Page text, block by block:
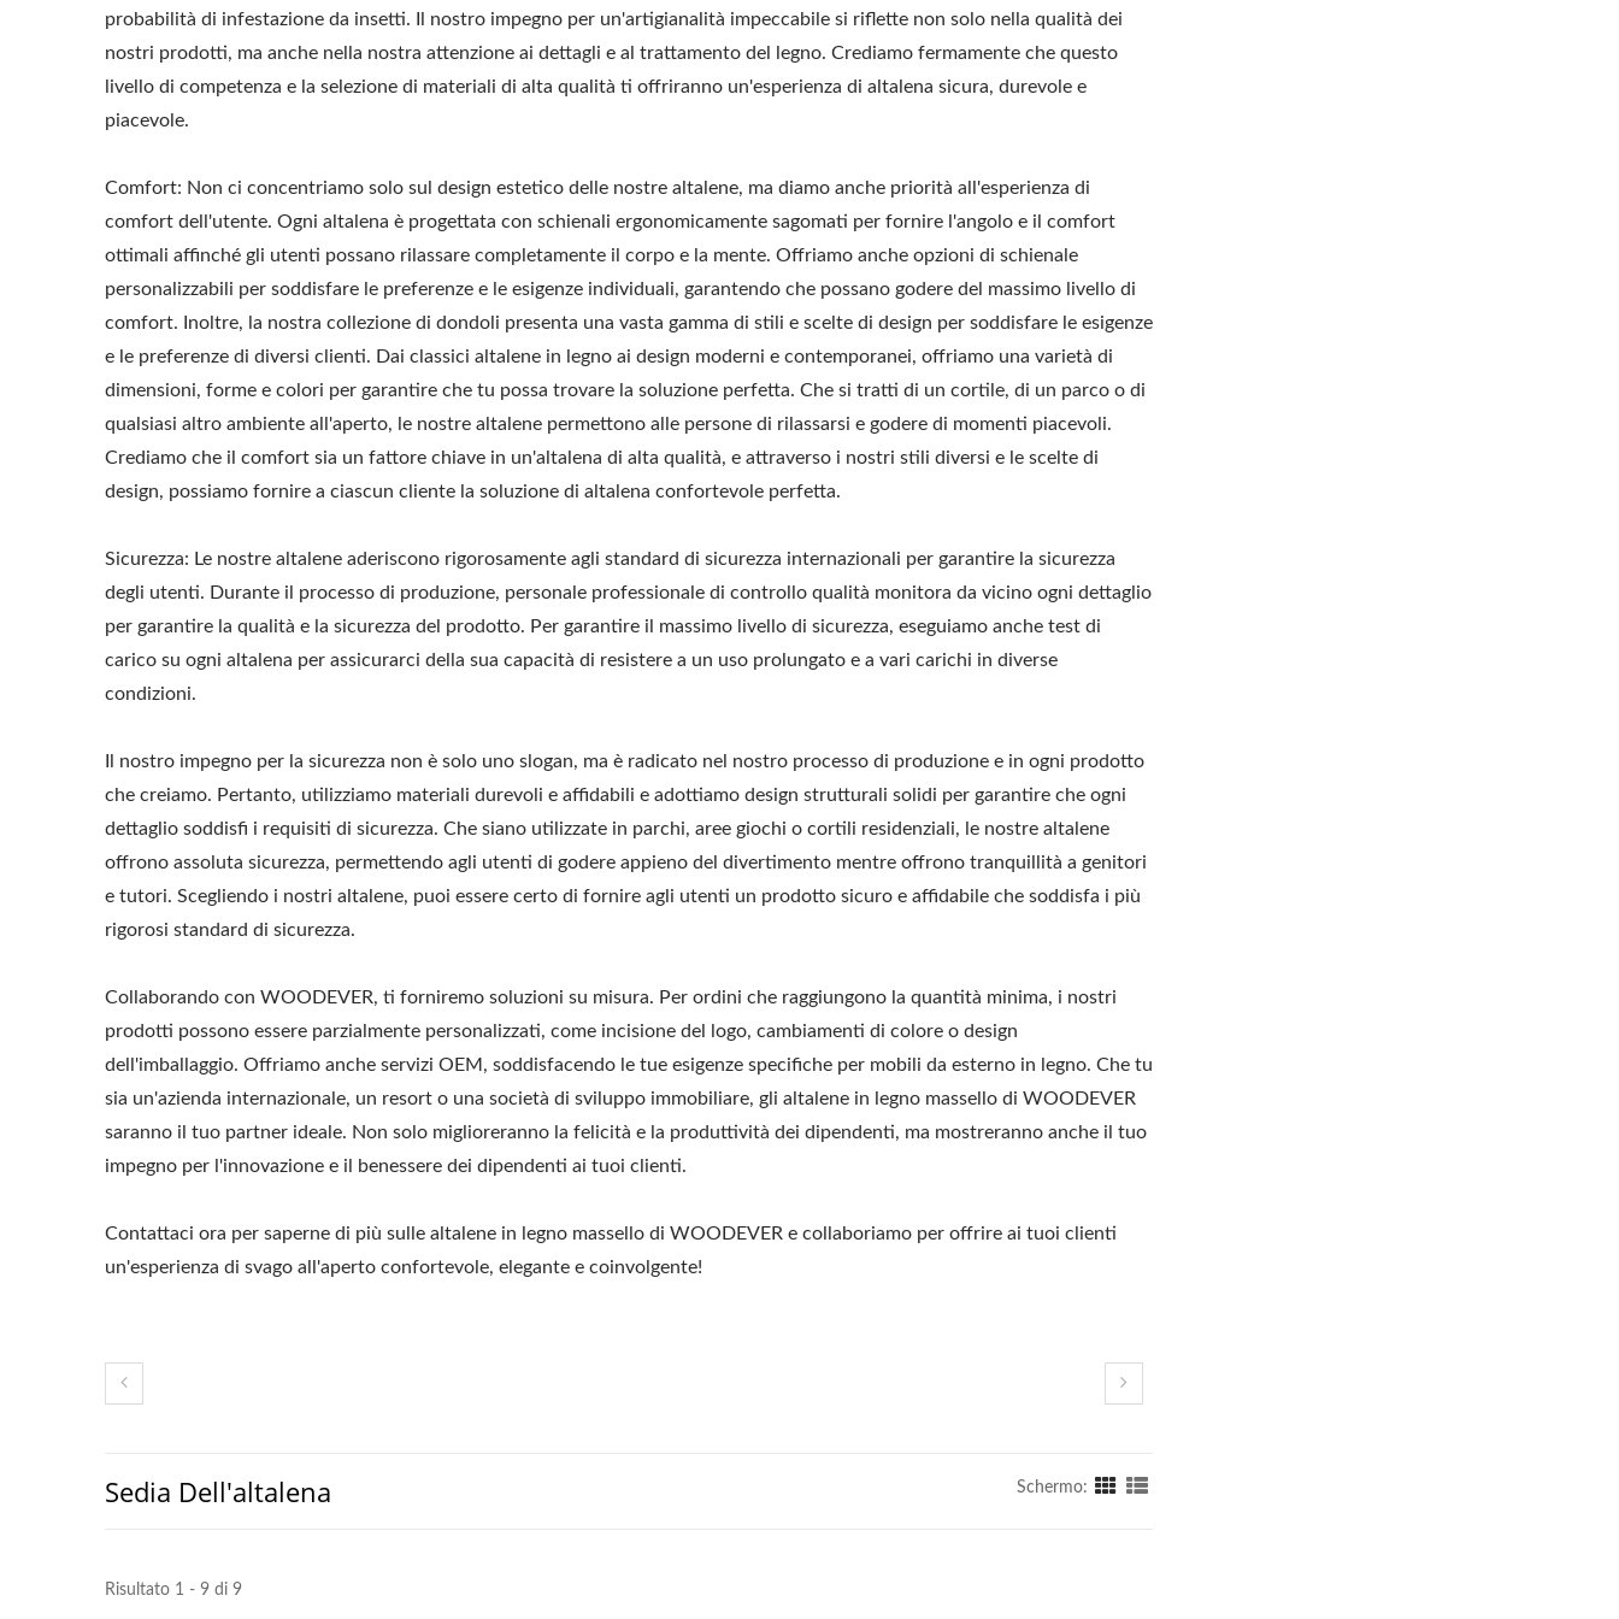
probabilità di infestazione da insetti. Il nostro impegno per un'artigianalità impeccabile si riflette non solo nella qualità dei
nostri prodotti, ma anche nella nostra attenzione ai dettagli e al trattamento del legno. Crediamo fermamente che questo
livello di competenza e la selezione di materiali di alta qualità ti offriranno un'esperienza di altalena sicura, durevole e
piacevole.
Comfort: Non ci concentriamo solo sul design estetico delle nostre altalene, ma diamo anche priorità all'esperienza di
comfort dell'utente. Ogni altalena è progettata con schienali ergonomicamente sagomati per fornire l'angolo e il comfort
ottimali affinché gli utenti possano rilassare completamente il corpo e la mente. Offriamo anche opzioni di schienale
personalizzabili per soddisfare le preferenze e le esigenze individuali, garantendo che possano godere del massimo livello di
comfort. Inoltre, la nostra collezione di dondoli presenta una vasta gamma di stili e scelte di design per soddisfare le esigenze
e le preferenze di diversi clienti. Dai classici altalene in legno ai design moderni e contemporanei, offriamo una varietà di
dimensioni, forme e colori per garantire che tu possa trovare la soluzione perfetta. Che si tratti di un cortile, di un parco o di
qualsiasi altro ambiente all'aperto, le nostre altalene permettono alle persone di rilassarsi e godere di momenti piacevoli.
Crediamo che il comfort sia un fattore chiave in un'altalena di alta qualità, e attraverso i nostri stili diversi e le scelte di
design, possiamo fornire a ciascun cliente la soluzione di altalena confortevole perfetta.
Sicurezza: Le nostre altalene aderiscono rigorosamente agli standard di sicurezza internazionali per garantire la sicurezza
degli utenti. Durante il processo di produzione, personale professionale di controllo qualità monitora da vicino ogni dettaglio
per garantire la qualità e la sicurezza del prodotto. Per garantire il massimo livello di sicurezza, eseguiamo anche test di
carico su ogni altalena per assicurarci della sua capacità di resistere a un uso prolungato e a vari carichi in diverse
condizioni.
Il nostro impegno per la sicurezza non è solo uno slogan, ma è radicato nel nostro processo di produzione e in ogni prodotto
che creiamo. Pertanto, utilizziamo materiali durevoli e affidabili e adottiamo design strutturali solidi per garantire che ogni
dettaglio soddisfi i requisiti di sicurezza. Che siano utilizzate in parchi, aree giochi o cortili residenziali, le nostre altalene
offrono assoluta sicurezza, permettendo agli utenti di godere appieno del divertimento mentre offrono tranquillità a genitori
e tutori. Scegliendo i nostri altalene, puoi essere certo di fornire agli utenti un prodotto sicuro e affidabile che soddisfa i più
rigorosi standard di sicurezza.
Collaborando con WOODEVER, ti forniremo soluzioni su misura. Per ordini che raggiungono la quantità minima, i nostri
prodotti possono essere parzialmente personalizzati, come incisione del logo, cambiamenti di colore o design
dell'imballaggio. Offriamo anche servizi OEM, soddisfacendo le tue esigenze specifiche per mobili da esterno in legno. Che tu
sia un'azienda internazionale, un resort o una società di sviluppo immobiliare, gli altalene in legno massello di WOODEVER
saranno il tuo partner ideale. Non solo miglioreranno la felicità e la produttività dei dipendenti, ma mostreranno anche il tuo
impegno per l'innovazione e il benessere dei dipendenti ai tuoi clienti.
Contattaci ora per saperne di più sulle altalene in legno massello di WOODEVER e collaboriamo per offrire ai tuoi clienti
un'esperienza di svago all'aperto confortevole, elegante e coinvolgente!
Sedia Dell'altalena Schermo:
Risultato 1 - 9 di 9